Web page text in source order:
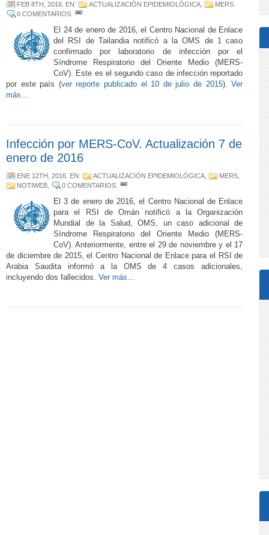
FEB 8TH, 2016 . EN: ACTUALIZACIÓN EPIDEMIOLÓGICA MERS
0 COMENTARIOS
El 24 de enero de 2016, el Centro Nacional de Enlace
del RSI de Tailandia notificó a la OMS de 1 caso
confirmado por laboratorio de infección por el
Síndrome Respiratorio del Oriente Medio (MERS-
CoV). Este es el segundo caso de infección reportado
por este país (ver reporte publicado el 10 de julio de 2015). Ver
más…
Infección por MERS-CoV. Actualización 7 de
enero de 2016
ENE 12TH, 2016 . EN: ACTUALIZACIÓN EPIDEMIOLÓGICA MERS
NOTIWEB
0 COMENTARIOS
El 3 de enero de 2016, el Centro Nacional de Enlace
para el RSI de Omán notificó a la Organización
Mundial de la Salud, OMS, un caso adicional de
Síndrome Respiratorio del Oriente Medio (MERS-
CoV). Anteriormente, entre el 29 de noviembre y el 17
de diciembre de 2015, el Centro Nacional de Enlace para el RSI de
Arabia Saudita informó a la OMS de 4 casos adicionales,
incluyendo dos fallecidos. Ver más…